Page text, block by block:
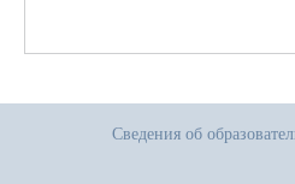
Сведения об